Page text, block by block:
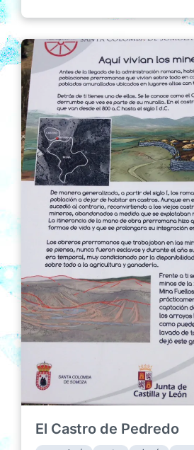
c
h
l
i
c
a
c
i
b
l
c
a
d
a
e
n
m
e
t
a
r
i
o
s
El Castro de Pedredo